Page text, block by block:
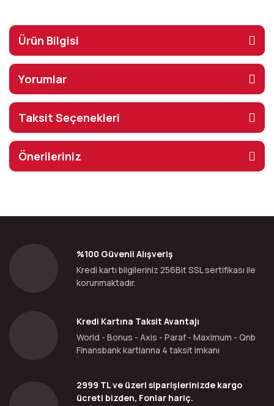
Ürün Bilgisi
Yorumlar
Taksit Seçenekleri
Önerileriniz
%100 Güvenli Alışveriş
Kredi kartı bilgileriniz 256Bit SSL sertifikası ile
korunmaktadır.
Kredi Kartına Taksit Avantajı
World - Bonus - Axis - Paraf - Maximum - Qnb
Finansbank kartlarına 4 taksit imkanı
2999 TL ve üzeri siparişlerinizde kargo
ücreti bizden, Fonlar hariç.